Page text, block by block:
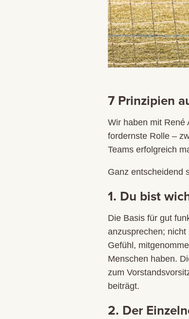
7 Prinzipien
Wir haben mit René
fordernste Rolle –
Teams erfolgreich
Ganz entscheidend
1. Du bist
Die Basis für gut
anzusprechen;
Gefühl,
Menschen haben.
zum
beiträgt.
2. Der